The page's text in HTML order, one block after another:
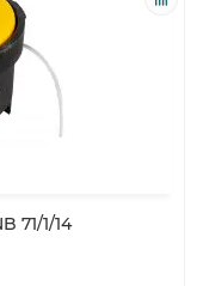
71/1/14